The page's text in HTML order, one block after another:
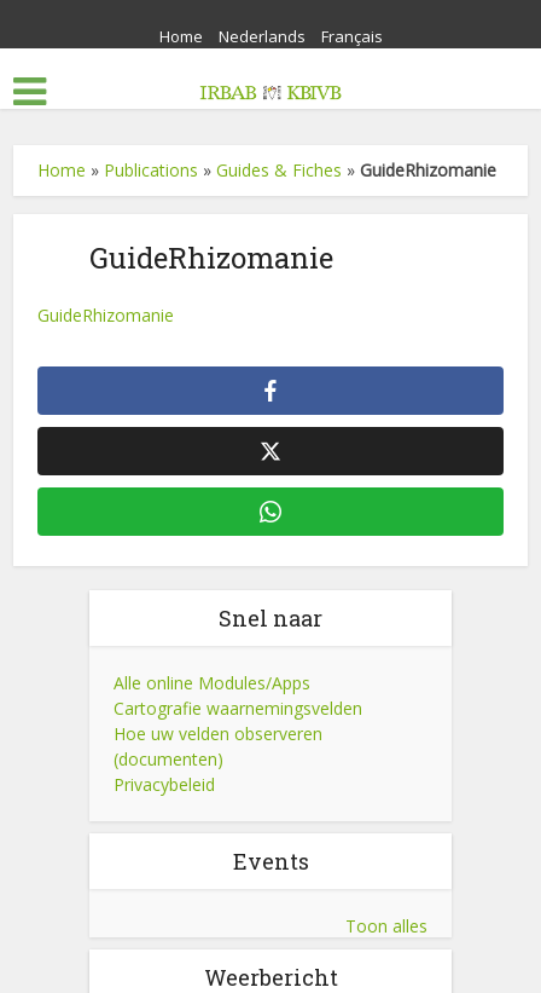
Home Nederlands Français
Home » Publications »Guides & Fiches »GuideRhizomanie
GuideRhizomanie
GuideRhizomanie
Snel naar
Alle online Modules/Apps
Cartografie waarnemingsvelden
Hoe uw velden observeren
(documenten)
Privacybeleid
Events
Toon alles
Weerbericht